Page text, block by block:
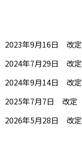
2023年9月16日 改定
2024年7月29日 改定
2024年9月14日 改定
2025年7月7日 改定
2026年5月28日 改定